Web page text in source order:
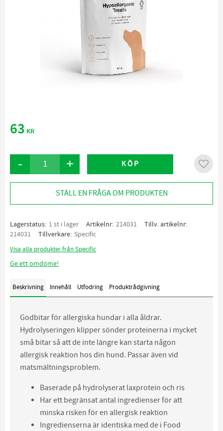
63 KR
+
- KÖP Lägg
STÄLL EN FRÅGA OM PRODUKTEN
Lagerstatus 1 st i lager Artikelnr 214031
Tillv. artikelnr
214031
Tillverkare Specific
Visa alla produkter från Specific
Ge ett omdöme!
Beskrivning Innehåll Utfodring Produktrådgivning
Godbitar för allergiska hundar i alla åldrar.
Hydrolyseringen klipper sönder proteinerna i mycket
små bitar så att de inte längre kan starta någon
allergisk reaktion hos din hund. Passar även vid
matsmältningsproblem.
Baserade på hydrolyserat laxprotein och ris
Har ett begränsat antal ingredienser för att
minska risken för en allergisk reaktion
Ingredienserna är identiska med de i Food